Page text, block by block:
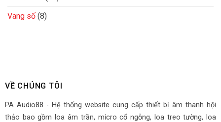
Vang số (8)
VỀ CHÚNG TÔI
PA Audio88 - Hệ thống website cung cấp thiết bị âm thanh hội
thảo bao gồm loa âm trần, micro cổ ngỗng, loa treo tường, loa